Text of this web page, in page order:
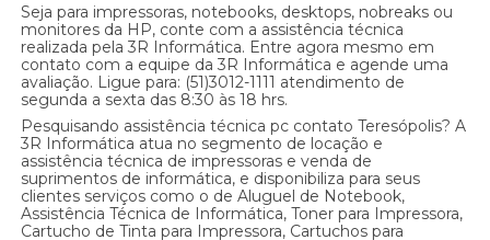
Seja para impressoras, notebooks, desktops, nobreaks ou
monitores da HP, conte com a assistência técnica
realizada pela 3R Informática. Entre agora mesmo em
contato com a equipe da 3R Informática e agende uma
avaliação. Ligue para: (51)3012-1111 atendimento de
segunda a sexta das 8:30 às 18 hrs.
Pesquisando assistência técnica pc contato Teresópolis? A
3R Informática atua no segmento de locação e
assistência técnica de impressoras e venda de
suprimentos de informática, e disponibiliza para seus
clientes serviços como o de Aluguel de Notebook,
Assistência Técnica de Informática, Toner para Impressora,
Cartucho de Tinta para Impressora, Cartuchos para